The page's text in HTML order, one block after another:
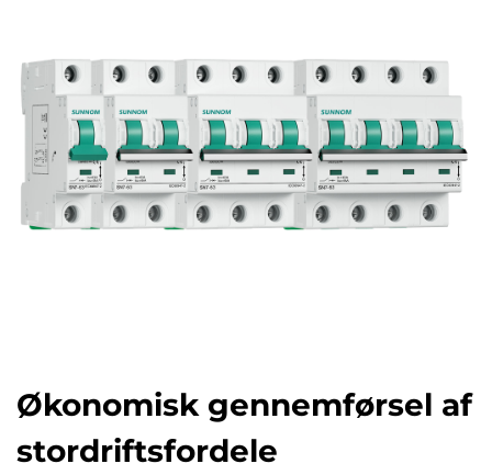
Økonomisk gennemførsel af
stordriftsfordele